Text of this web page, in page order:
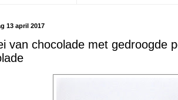
13 april 2017
van chocolade met gedroogde